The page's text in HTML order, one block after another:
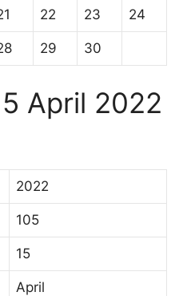
22 23 24
29 30
April 2022
2022
105
15
April